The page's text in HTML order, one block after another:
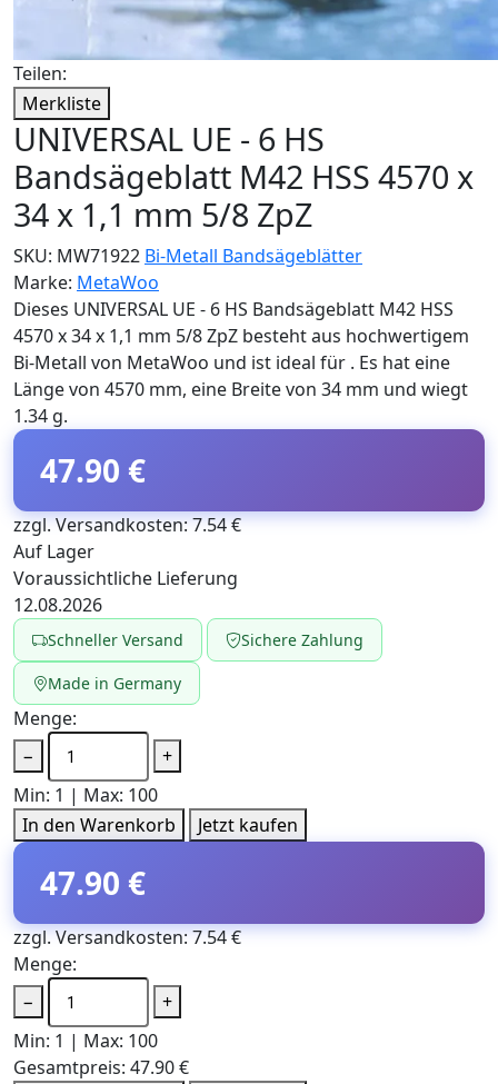
Teilen:
Merkliste
UNIVERSAL UE - 6 HS
Bandsägeblatt M42 HSS 4570 x
34 x 1,1 mm 5/8 ZpZ
SKU: MW71922 Bi-Metall Bandsägeblätter
Marke: MetaWoo
Dieses UNIVERSAL UE - 6 HS Bandsägeblatt M42 HSS
4570 x 34 x 1,1 mm 5/8 ZpZ besteht aus hochwertigem
Bi-Metall von MetaWoo und ist ideal für . Es hat eine
Länge von 4570 mm, eine Breite von 34 mm und wiegt
1.34 g.
47.90 €
zzgl. Versandkosten: 7.54 €
Auf Lager
Voraussichtliche Lieferung
12.08.2026
Schneller Versand Sichere Zahlung
Made in Germany
Menge:
−
+
Min: 1 | Max: 100
In den Warenkorb
Jetzt kaufen
47.90 €
zzgl. Versandkosten: 7.54 €
Menge:
−
+
Min: 1 | Max: 100
Gesamtpreis: 47.90 €